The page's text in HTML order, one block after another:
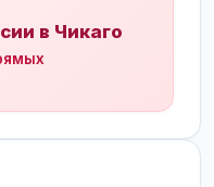
в Чикаго